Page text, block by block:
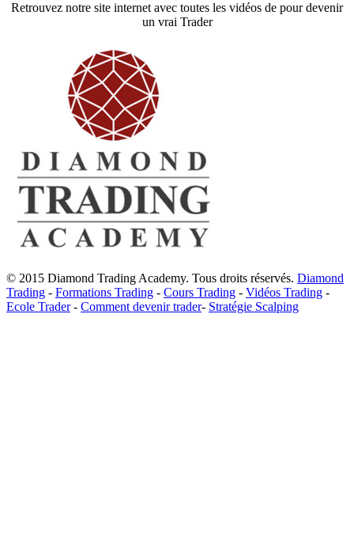
Retrouvez notre site internet avec toutes les vidéos de pour devenir
un vrai Trader
© 2015 Diamond Trading Academy. Tous droits réservés. Diamond
Trading - Formations Trading - Cours Trading - Vidéos Trading -
Ecole Trader- Comment devenir trader- Stratégie Scalping